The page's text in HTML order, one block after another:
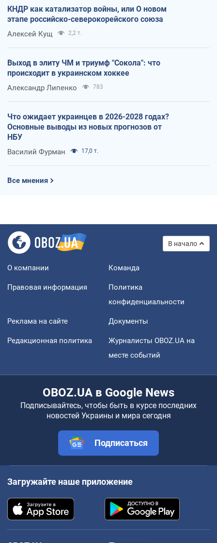
КНДР как катализатор войны, или О новом
этапе российско-северокорейского союза
Алексей Кущ 2,2 т.
Выход в элиту ЧМ и триумф "Сокола": что
происходит в украинском хоккее
Александр Липенко 783
Что ожидает украинцев в 2026-2028 годах?
Основные выводы из новых прогнозов от
НБУ
Василий Фурман 17,0 т.
Все мнения
В начало
О компании Команда
Правовая информация
Политика
конфиденциальности
Реклама на сайте Документы
Редакционная политика
Журналисты OBOZ.UA на
месте событий
OBOZ.UA в Google News
Подписывайтесь, чтобы быть в курсе последних
новостей Украины и мира сегодня
Подписаться
Загружайте наше приложение